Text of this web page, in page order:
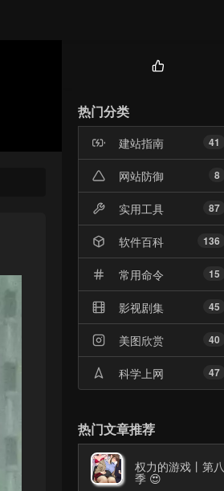
章
热门分类
41
建站指南
8
网站防御
87
实用工具
136
软件百科
15
常用命令
45
影视剧集
40
美图欣赏
47
科学上网
热门文章推荐
权力的游戏丨第八
季 😍